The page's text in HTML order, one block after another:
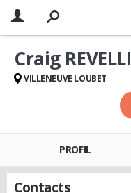
Craig REVELLI
VILLENEUVE LOUBET
PROFIL
Contacts